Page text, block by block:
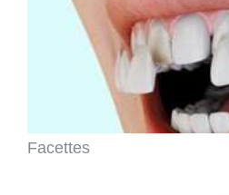
Facettes